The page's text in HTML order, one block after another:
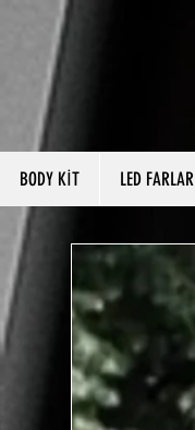
BODY KİT
BODY KİT LED FARLAR